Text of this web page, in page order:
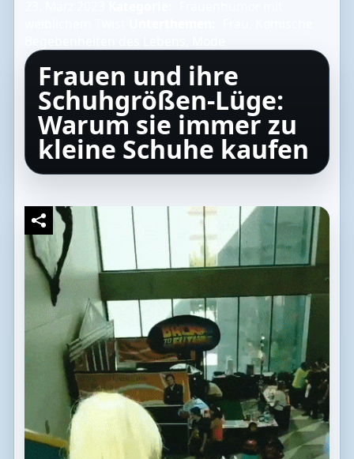
Frauen und ihre
Schuhgrößen-Lüge:
Warum sie immer zu
kleine Schuhe kaufen